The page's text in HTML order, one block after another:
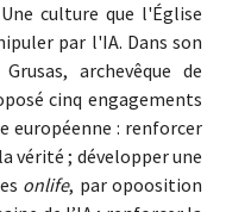
culture que l'Église
par l'IA. Dans son
archevêque de
cinq engagements
européenne : renforcer
vérité ; développer une
onlife, par opoosition